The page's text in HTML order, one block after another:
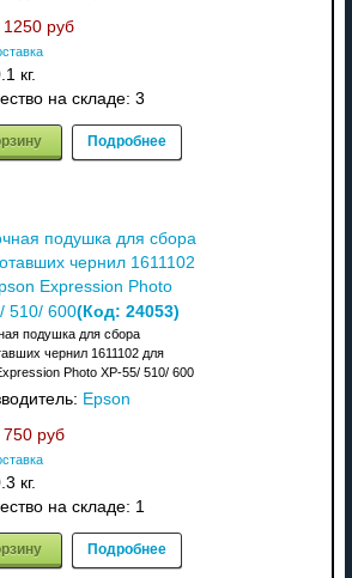
1250 руб
кг.
на складе: 3
Подробнее
подушка для сбора
чернил 1611102
Expression Photo
510/ 600(Код: 24053)
подушка для сбора
чернил 1611102 для
Photo XP-55/ 510/ 600
Epson
750 руб
кг.
на складе: 1
Подробнее